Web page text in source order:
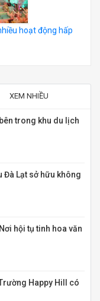
hoạt động hấp
XEM NHIỀU
trong khu du lịch
Đà Lạt sở hữu không
hội tụ tinh hoa văn
Happy Hill có